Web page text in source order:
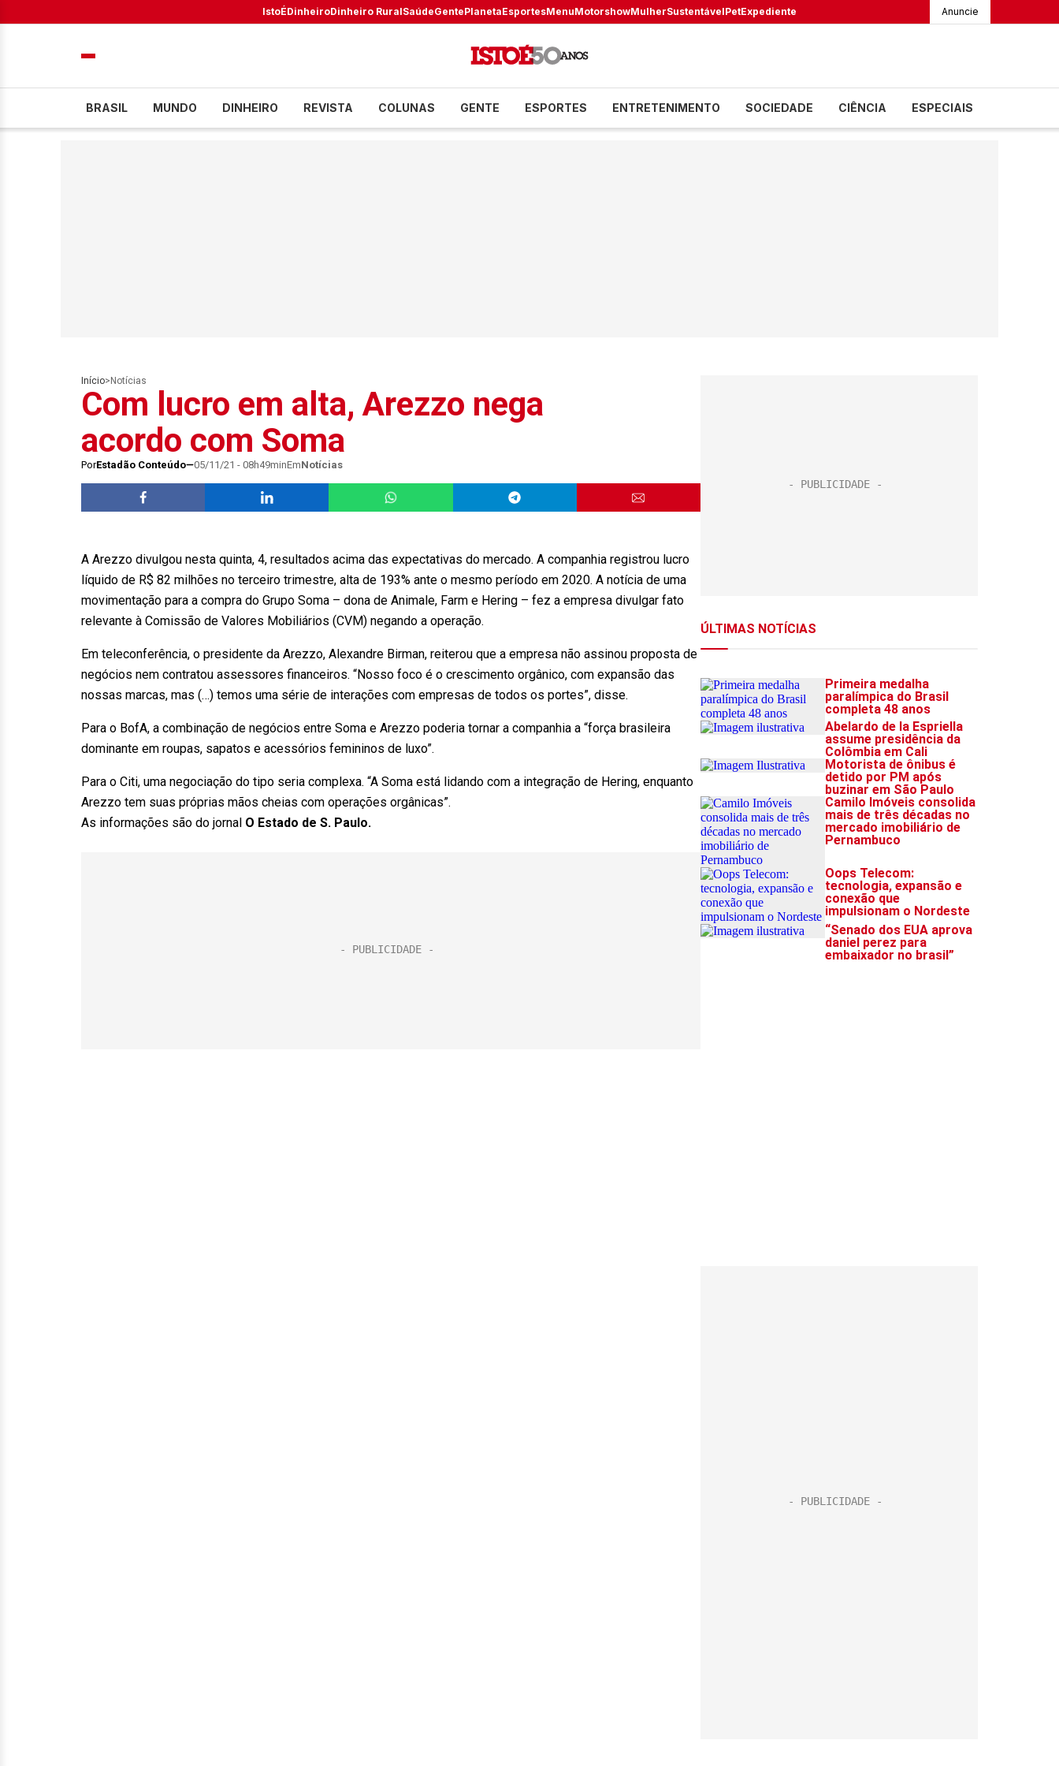
IstoÉDinheiroDinheiro RuralSaúdeGentePlanetaEsportesMenuMotorshowMulherSustentávelPetExpediente Anuncie
BRASIL MUNDO DINHEIRO REVISTA COLUNAS GENTE ESPORTES ENTRETENIMENTO SOCIEDADE CIÊNCIA ESPECIAIS
Início> Notícias
Com lucro em alta, Arezzo nega
acordo com Soma
PorEstadão Conteúdo 05/11/21 - 08h49minEmNotícias
A Arezzo divulgou nesta quinta, 4, resultados acima das expectativas do mercado. A companhia registrou lucro
líquido de R$ 82 milhões no terceiro trimestre, alta de 193% ante o mesmo período em 2020. A notícia de uma
movimentação para a compra do Grupo Soma – dona de Animale, Farm e Hering – fez a empresa divulgar fato
relevante à Comissão de Valores Mobiliários (CVM) negando a operação.
Em teleconferência, o presidente da Arezzo, Alexandre Birman, reiterou que a empresa não assinou proposta de
negócios nem contratou assessores financeiros. “Nosso foco é o crescimento orgânico, com expansão das
nossas marcas, mas (…) temos uma série de interações com empresas de todos os portes”, disse.
Para o BofA, a combinação de negócios entre Soma e Arezzo poderia tornar a companhia a “força brasileira
dominante em roupas, sapatos e acessórios femininos de luxo”.
Para o Citi, uma negociação do tipo seria complexa. “A Soma está lidando com a integração de Hering, enquanto
Arezzo tem suas próprias mãos cheias com operações orgânicas”.
As informações são do jornal O Estado de S. Paulo.